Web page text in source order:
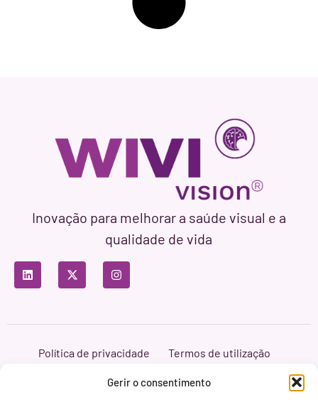
Gerir o consentimento
Inovação para melhorar a saúde visual e a
qualidade de vida
Política de privacidade
Termos de utilização
Branding & Web ASH Proyectos Creativos